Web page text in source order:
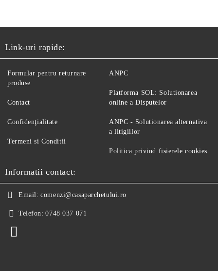
Link-uri rapide:
Formular pentru returnare
produse
Contact
Confidenţialitate
Termeni si Conditii
ANPC
Platforma SOL: Solutionarea
online a Disputelor
ANPC - Solutionarea alternativa
a litigiilor
Politica privind fisierele cookies
Informatii contact:
Email: comenzi@casaparchetului.ro
Telefon: 0748 037 071